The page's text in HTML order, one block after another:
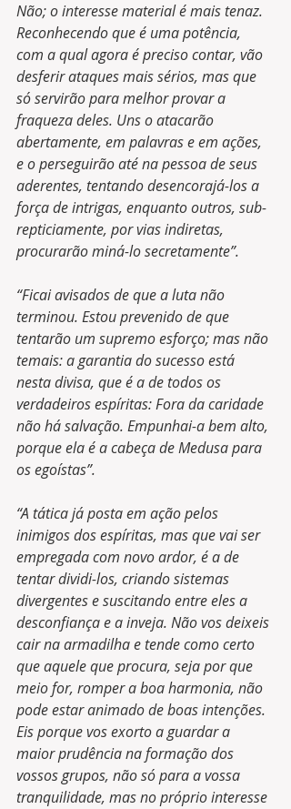
Não; o interesse material é mais tenaz.
Reconhecendo que é uma potência,
com a qual agora é preciso contar, vão
desferir ataques mais sérios, mas que
só servirão para melhor provar a
fraqueza deles. Uns o atacarão
abertamente, em palavras e em ações,
e o perseguirão até na pessoa de seus
aderentes, tentando desencorajá-los a
força de intrigas, enquanto outros, sub-
repticiamente, por vias indiretas,
procurarão miná-lo secretamente”.
“Ficai avisados de que a luta não
terminou. Estou prevenido de que
tentarão um supremo esforço; mas não
temais: a garantia do sucesso está
nesta divisa, que é a de todos os
verdadeiros espíritas: Fora da caridade
não há salvação. Empunhai-a bem alto,
porque ela é a cabeça de Medusa para
os egoístas”.
“A tática já posta em ação pelos
inimigos dos espíritas, mas que vai ser
empregada com novo ardor, é a de
tentar dividi-los, criando sistemas
divergentes e suscitando entre eles a
desconfiança e a inveja. Não vos deixeis
cair na armadilha e tende como certo
que aquele que procura, seja por que
meio for, romper a boa harmonia, não
pode estar animado de boas intenções.
Eis porque vos exorto a guardar a
maior prudência na formação dos
vossos grupos, não só para a vossa
tranquilidade, mas no próprio interesse